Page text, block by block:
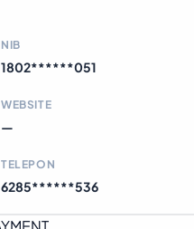
NIB
1802******051
WEBSITE
—
TELEPON
6285******536